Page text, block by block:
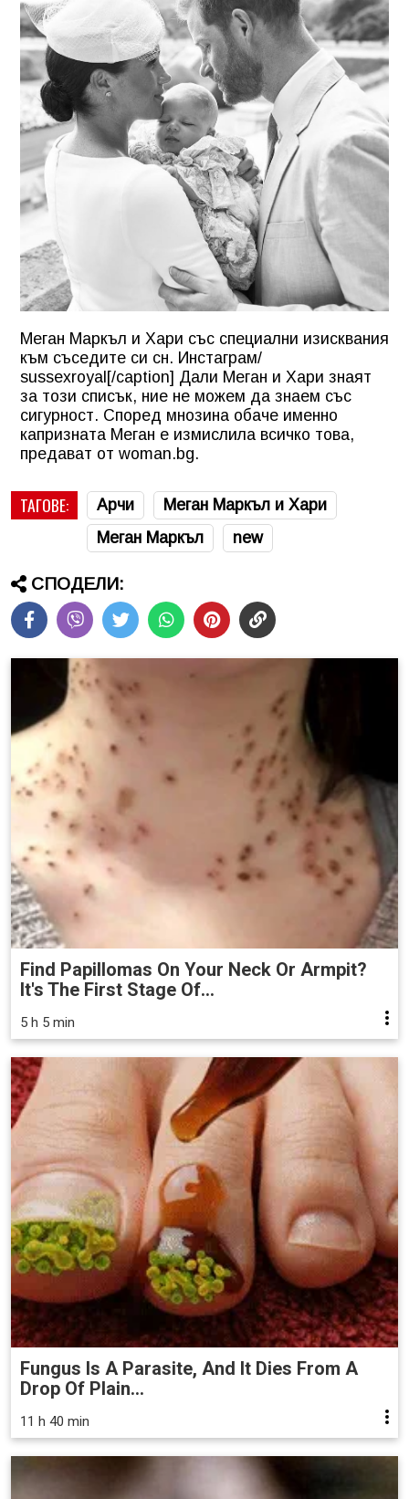
Меган Маркъл и Хари със специални изисквания
към съседите си сн. Инстаграм/
sussexroyal[/caption] Дали Меган и Хари знаят
за този списък, ние не можем да знаем със
сигурност. Според мнозина обаче именно
капризната Меган е измислила всичко това,
предават от woman.bg.
ТАГОВЕ: Арчи
Меган Маркъл и Хари
Меган Маркъл
new
СПОДЕЛИ:
Find Papillomas On Your Neck Or Armpit?
It's The First Stage Of...
5 h 5 min
Fungus Is A Parasite, And It Dies From A
Drop Of Plain...
11 h 40 min